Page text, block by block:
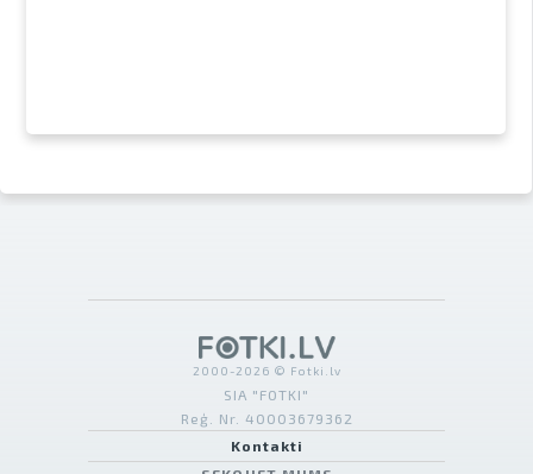
2000-2026 © Fotki.lv
SIA "FOTKI"
Reģ. Nr. 40003679362
Kontakti